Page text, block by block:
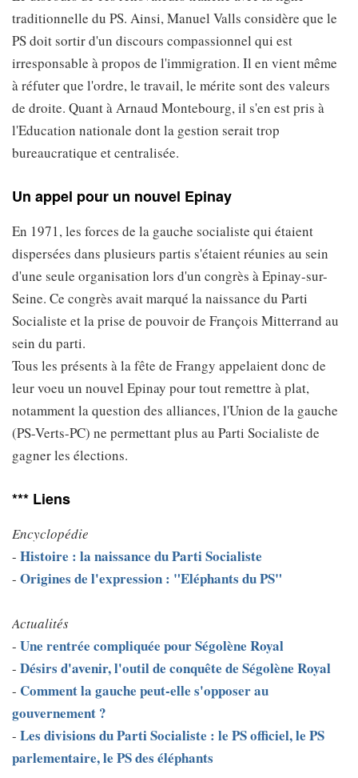
traditionnelle du PS. Ainsi, Manuel Valls considère que le
PS doit sortir d'un discours compassionnel qui est
irresponsable à propos de l'immigration. Il en vient même
à réfuter que l'ordre, le travail, le mérite sont des valeurs
de droite. Quant à Arnaud Montebourg, il s'en est pris à
l'Education nationale dont la gestion serait trop
bureaucratique et centralisée.
Un appel pour un nouvel Epinay
En 1971, les forces de la gauche socialiste qui étaient
dispersées dans plusieurs partis s'étaient réunies au sein
d'une seule organisation lors d'un congrès à Epinay-sur-
Seine. Ce congrès avait marqué la naissance du Parti
Socialiste et la prise de pouvoir de François Mitterrand au
sein du parti.
Tous les présents à la fête de Frangy appelaient donc de
leur voeu un nouvel Epinay pour tout remettre à plat,
notamment la question des alliances, l'Union de la gauche
(PS-Verts-PC) ne permettant plus au Parti Socialiste de
gagner les élections.
*** Liens
Encyclopédie
- Histoire : la naissance du Parti Socialiste
- Origines de l'expression : "Eléphants du PS"
Actualités
- Une rentrée compliquée pour Ségolène Royal
- Désirs d'avenir, l'outil de conquête de Ségolène Royal
- Comment la gauche peut-elle s'opposer au
gouvernement ?
- Les divisions du Parti Socialiste : le PS officiel, le PS
parlementaire, le PS des éléphants